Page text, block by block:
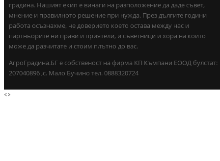
градина. Нашият екип е винаги на разположение да даде съвет,
мнение и правилното решение при нужда. През дългите години
работа осъзнахме, че доверието което остава между нас и
партньорите ни прави и приятели, и съветници и хора на които
може да разчитате и стоим плътно до вас.
АгроГрадина.БГ е собственост на фирма КП Къмпани ЕООД булстат:
207040896 ,с. Мало Бучино тел. 0888320724
<>